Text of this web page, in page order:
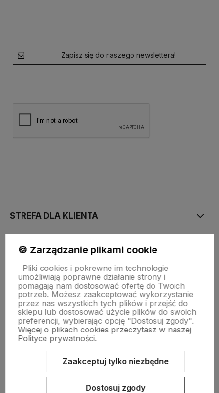
Zapisz się do naszego newslettera!
STREFA DLA KLIENTA
PŁATNOŚĆ I DOSTAWA
STRONY INFORMACYJNE
POMOC DLA KLIENTA
🍪 Zarządzanie plikami cookie
Pliki cookies i pokrewne im technologie
umożliwiają poprawne działanie strony i
pomagają nam dostosować ofertę do Twoich
potrzeb. Możesz zaakceptować wykorzystanie
przez nas wszystkich tych plików i przejść do
sklepu lub dostosować użycie plików do swoich
preferencji, wybierając opcję "Dostosuj zgody".
Więcej o plikach cookies przeczytasz w naszej
Polityce prywatności.
Zaakceptuj tylko niezbędne
Dostosuj zgody